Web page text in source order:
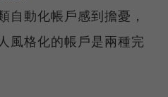
自動化帳戶感到擔憂，
風格化的帳戶是兩種完